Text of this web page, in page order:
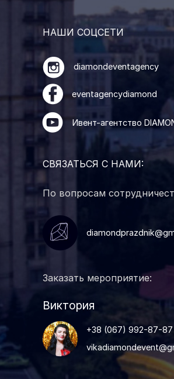
НАШИ СОЦСЕТИ
diamondeventagency
eventagencydiamond
Ивент-агентство
СВЯЗАТЬСЯ С НАМИ:
По вопросам
Заказать мероприятие:
Виктория
+38 (067) 992-87-87